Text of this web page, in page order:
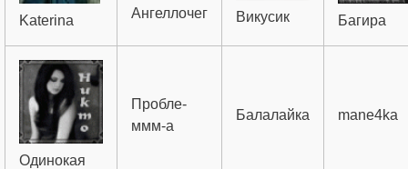
Katerina Ангеллочег Викусик Багира
Одинокая
Пробле-
ммм-а
Балалайка mane4ka